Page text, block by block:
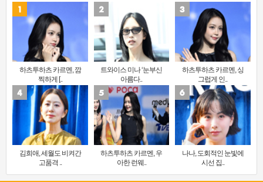
하츠투하츠 카르멘, 깜
찍하게 [..
트와이스 미나 ‘눈부신
아름다..
하츠투하츠 카르멘, 싱
그럽게 인..
김희애, 세월도 비켜간
고품격 ..
하츠투하츠 카르멘, 우
아한 런웨..
나나, 도회적인 눈빛에
시선 집..